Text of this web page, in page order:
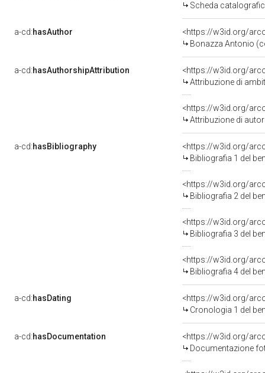
Scheda
a-cd:hasAuthor
<https://w3id.org/
Bonazza Antonio
a-cd:hasAuthorshipAttribution
<https://w3id.org/
Attribuzione di
<https://w3id.org/
Attribuzione di
a-cd:hasBibliography
<https://w3id.org/
Bibliografia 1 del
<https://w3id.org/
Bibliografia 2 del
<https://w3id.org/
Bibliografia 3 del
<https://w3id.org/
Bibliografia 4 del
a-cd:hasDating
<https://w3id.org/
Cronologia 1 del
a-cd:hasDocumentation
Documentazione